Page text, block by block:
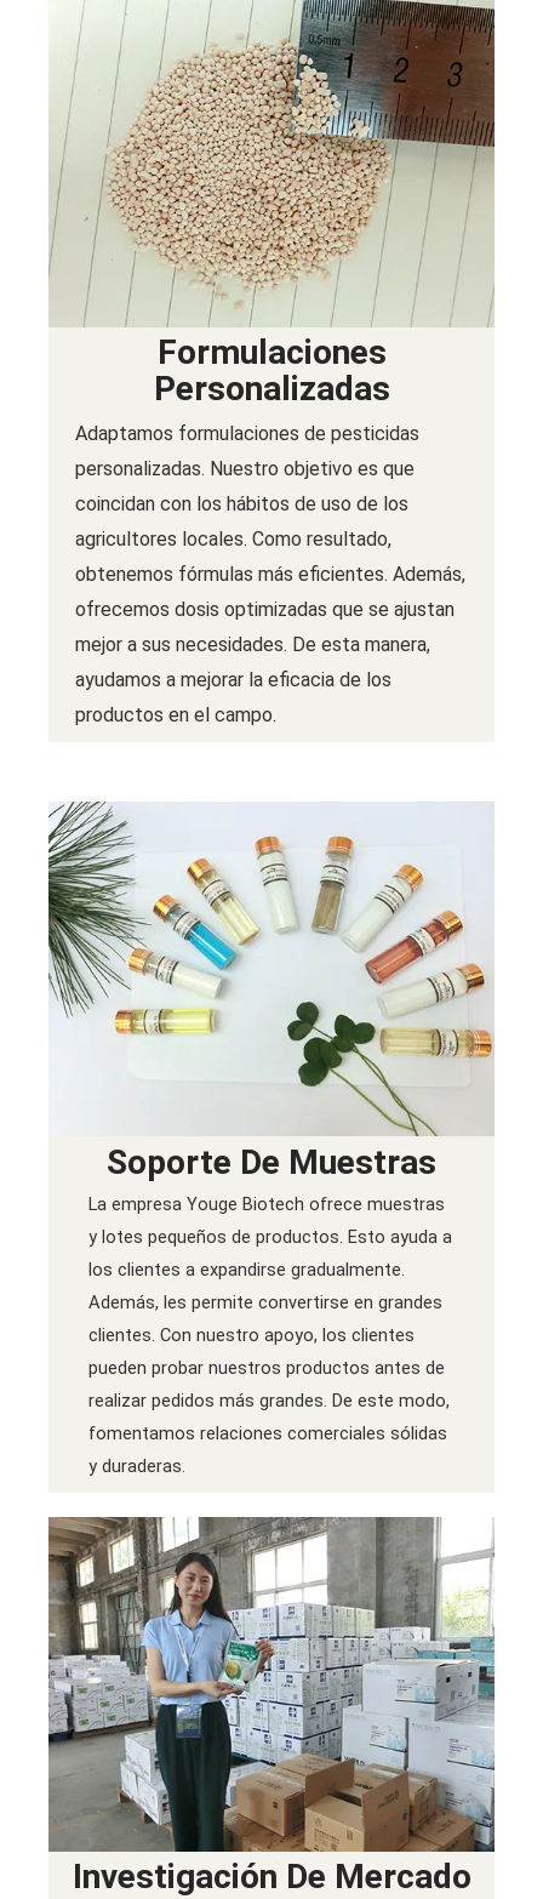
Formulaciones
Personalizadas
Adaptamos formulaciones de pesticidas
personalizadas. Nuestro objetivo es que
coincidan con los hábitos de uso de los
agricultores locales. Como resultado,
obtenemos fórmulas más eficientes. Además,
ofrecemos dosis optimizadas que se ajustan
mejor a sus necesidades. De esta manera,
ayudamos a mejorar la eficacia de los
productos en el campo.
Soporte De Muestras
La empresa Youge Biotech ofrece muestras
y lotes pequeños de productos. Esto ayuda a
los clientes a expandirse gradualmente.
Además, les permite convertirse en grandes
clientes. Con nuestro apoyo, los clientes
pueden probar nuestros productos antes de
realizar pedidos más grandes. De este modo,
fomentamos relaciones comerciales sólidas
y duraderas.
Investigación De Mercado